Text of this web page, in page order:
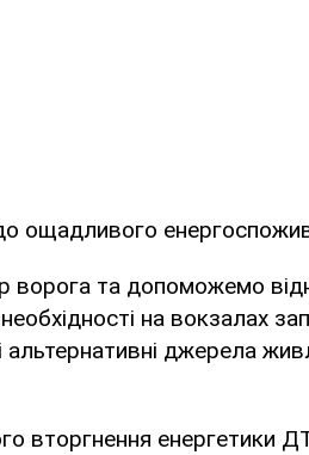
ощадливого
ворога та допоможемо
на вокзалах
альтернативні джерела
вторгнення енергетики